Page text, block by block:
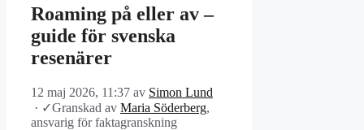
Roaming på eller av –
guide för svenska
resenärer
12 maj 2026, 11:37 av Simon Lund
· ✓Granskad av Maria Söderberg,
ansvarig för faktagranskning